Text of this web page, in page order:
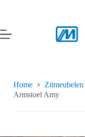
inhoud
Home Zitmeubelen
Armstoel Amy